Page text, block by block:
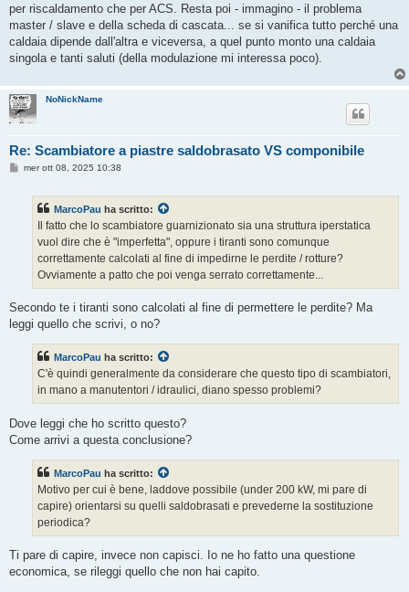
per riscaldamento che per ACS. Resta poi - immagino - il problema
master / slave e della scheda di cascata... se si vanifica tutto perché una
caldaia dipende dall'altra e viceversa, a quel punto monto una caldaia
singola e tanti saluti (della modulazione mi interessa poco).
NoNickName
Re: Scambiatore a piastre saldobrasato VS componibile
Mmer ott 08, 2025 10:38
MarcoPau ha scritto:
Il fatto che lo scambiatore guarnizionato sia una struttura iperstatica
vuol dire che è "imperfetta", oppure i tiranti sono comunque
correttamente calcolati al fine di impedirne le perdite / rotture?
Ovviamente a patto che poi venga serrato correttamente...
Secondo te i tiranti sono calcolati al fine di permettere le perdite? Ma
leggi quello che scrivi, o no?
MarcoPau ha scritto:
C'è quindi generalmente da considerare che questo tipo di scambiatori,
in mano a manutentori / idraulici, diano spesso problemi?
Dove leggi che ho scritto questo?
Come arrivi a questa conclusione?
MarcoPau ha scritto:
Motivo per cui è bene, laddove possibile (under 200 kW, mi pare di
capire) orientarsi su quelli saldobrasati e prevederne la sostituzione
periodica?
Ti pare di capire, invece non capisci. Io ne ho fatto una questione
economica, se rileggi quello che non hai capito.